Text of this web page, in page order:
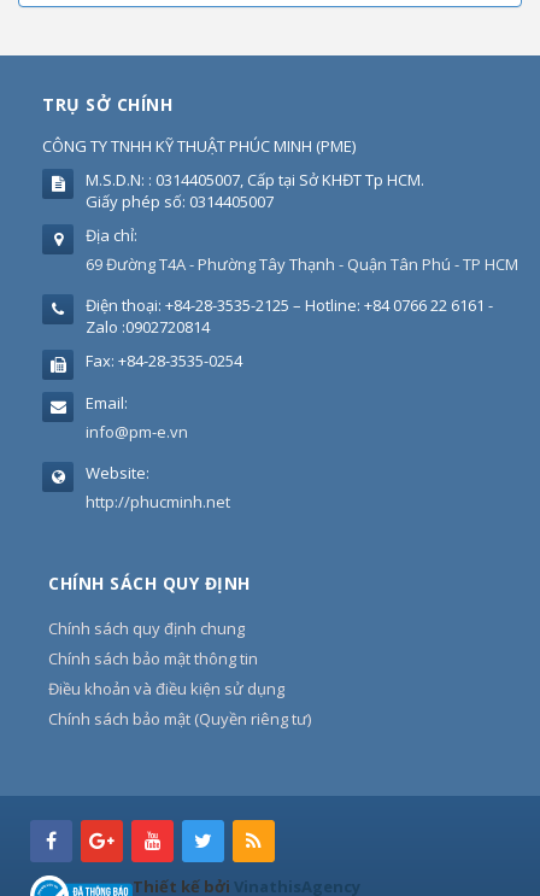
TRỤ SỞ CHÍNH
CÔNG TY TNHH KỸ THUẬT PHÚC MINH (PME)
M.S.D.N: : 0314405007, Cấp tại Sở KHĐT Tp HCM.
Giấy phép số: 0314405007
Địa chỉ:
69 Đường T4A - Phường Tây Thạnh - Quận Tân Phú - TP HCM
Điện thoại: +84-28-3535-2125 – Hotline: +84 0766 22 6161 -
Zalo :0902720814
Fax: +84-28-3535-0254
Email:
info@pm-e.vn
Website:
http://phucminh.net
CHÍNH SÁCH QUY ĐỊNH
Chính sách quy định chung
Chính sách bảo mật thông tin
Điều khoản và điều kiện sử dụng
Chính sách bảo mật (Quyền riêng tư)
Thiết kế bởi VinathisAgency